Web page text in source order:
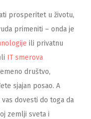
prosperitet u životu,
primeniti – onda je
ili privatnu
IT smerova
društvo,
sjajan posao. A
dovesti do toga da
zemlji sveta i